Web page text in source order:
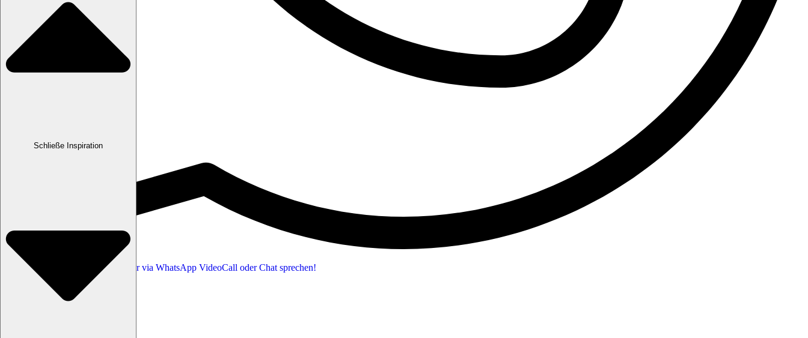
Schließe Inspiration
Fragen zum Produkt?
Jetzt direkt mit einem Kundenberater via WhatsApp VideoCall oder Chat sprechen!
Unsere Versprechen